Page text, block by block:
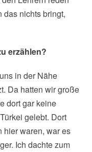
das nichts bringt,
erzählen?
in der Nähe
Da hatten wir große
dort gar keine
gelebt. Dort
hier waren, war es
Ich dachte zum